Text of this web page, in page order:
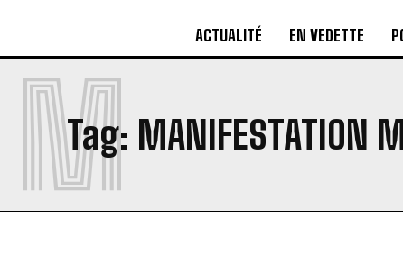
ACTUALITÉ EN VEDETTE
Tag: MANIFESTATION
M